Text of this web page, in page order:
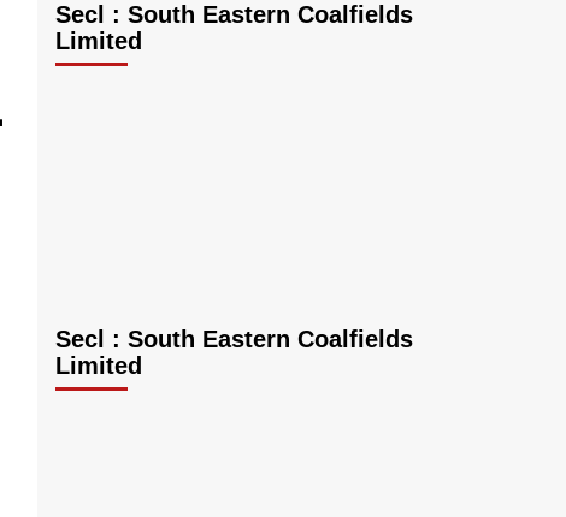
Secl : South Eastern Coalfields
Limited
Secl : South Eastern Coalfields
Limited